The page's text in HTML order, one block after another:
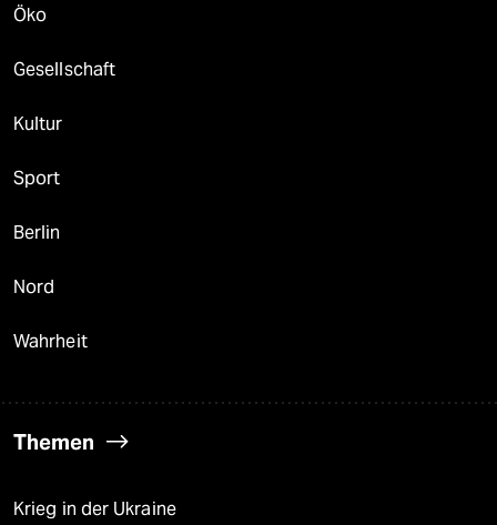
Öko
Gesellschaft
Kultur
Sport
Berlin
Nord
Wahrheit
Themen
Krieg in der Ukraine